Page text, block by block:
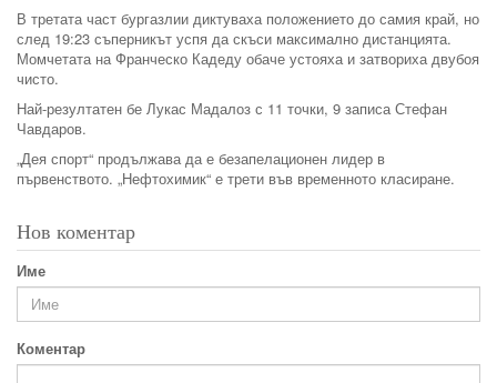
В третата част бургазлии диктуваха положението до самия край, но
след 19:23 съперникът успя да скъси максимално дистанцията.
Момчетата на Франческо Кадеду обаче устояха и затвориха двубоя
чисто.
Най-резултатен бе Лукас Мадалоз с 11 точки, 9 записа Стефан
Чавдаров.
„Дея спорт“ продължава да е безапелационен лидер в
първенството. „Нефтохимик“ е трети във временното класиране.
Нов коментар
Име
Коментар